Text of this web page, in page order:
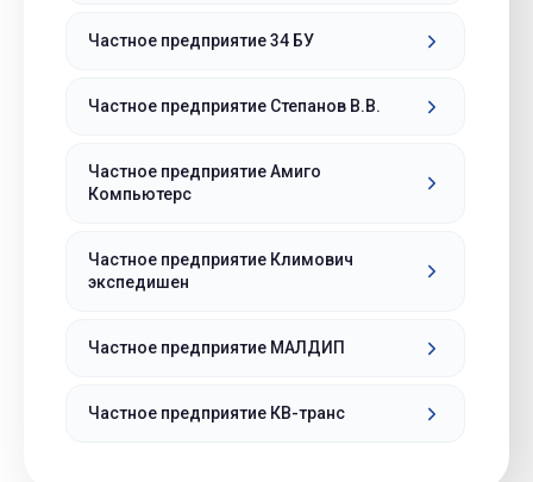
Частное предприятие 34 БУ
Частное предприятие Степанов В.В.
Частное предприятие Амиго
Компьютерс
Частное предприятие Климович
экспедишен
Частное предприятие МАЛДИП
Частное предприятие КВ-транс